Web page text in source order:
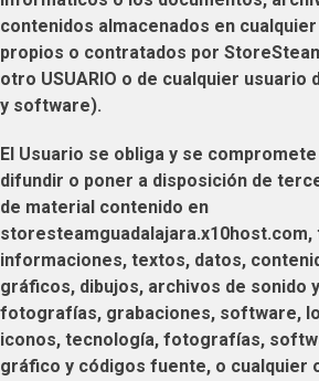
contenidos almacenados en
propios o contratados por
otro USUARIO o de cualquier usuario
y software).
El Usuario se obliga y se
difundir o poner a disposición de
de material contenido en
storesteamguadalajara.x10host.com,
informaciones, textos, datos,
gráficos, dibujos, archivos de sonido
fotografías, grabaciones, software,
iconos, tecnología, fotografías,
gráfico y códigos fuente, o cualquier